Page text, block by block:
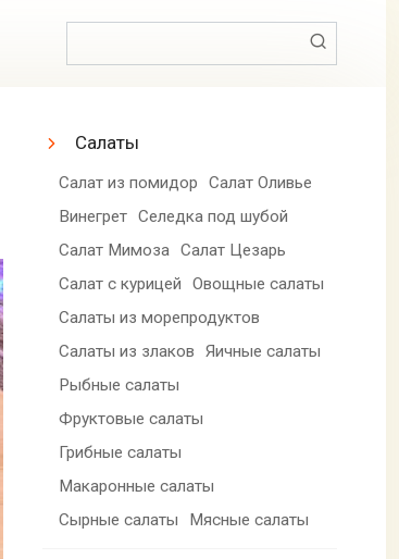
Салаты
Салат из помидор
Салат Оливье
Винегрет Селедка под шубой
Салат Мимоза Салат Цезарь
Салат с курицей
Овощные салаты
Салаты из морепродуктов
Салаты из злаков
Яичные салаты
Рыбные салаты
Фруктовые салаты
Грибные салаты
Макаронные салаты
Сырные салаты
Мясные салаты